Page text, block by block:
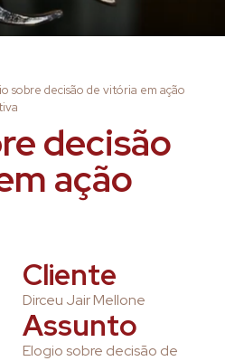
sobre decisão de vitória em ação
decisão
ação
Cliente
Dirceu Jair Mellone
Assunto
Elogio sobre decisão de